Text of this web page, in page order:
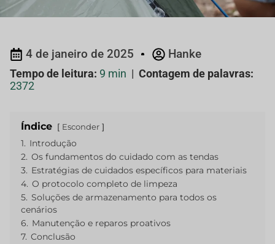
4 de janeiro de 2025 Hanke
Tempo de leitura: 9 min | Contagem de palavras:
2372
Índice Esconder
1. Introdução
2. Os fundamentos do cuidado com as tendas
3. Estratégias de cuidados específicos para materiais
4. O protocolo completo de limpeza
5. Soluções de armazenamento para todos os
cenários
6. Manutenção e reparos proativos
7. Conclusão